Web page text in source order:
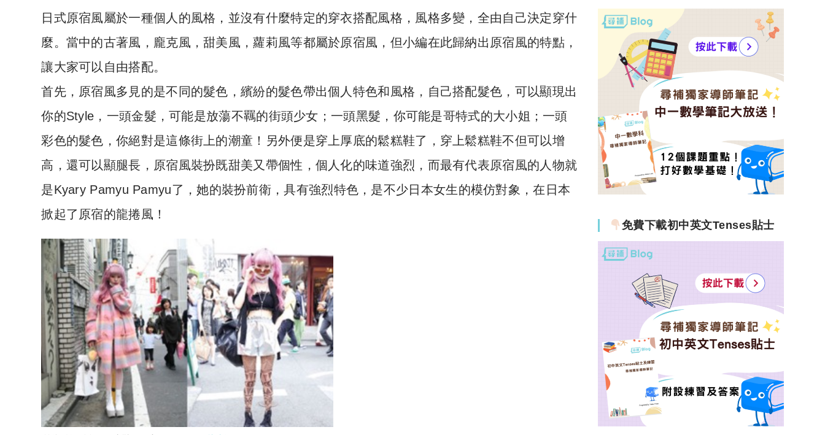
日式原宿風屬於一種個人的風格，並沒有什麼特定的穿衣搭配風格，風格多變，全由自己決定穿什
麼。當中的古著風，龐克風，甜美風，蘿莉風等都屬於原宿風，但小編在此歸納出原宿風的特點，
讓大家可以自由搭配。
首先，原宿風多見的是不同的髮色，繽紛的髮色帶出個人特色和風格，自己搭配髮色，可以顯現出
你的Style，一頭金髮，可能是放蕩不羈的街頭少女；一頭黑髮，你可能是哥特式的大小姐；一頭
彩色的髮色，你絕對是這條街上的潮童！另外便是穿上厚底的鬆糕鞋了，穿上鬆糕鞋不但可以增
高，還可以顯腿長，原宿風裝扮既甜美又帶個性，個人化的味道強烈，而最有代表原宿風的人物就
是Kyary Pamyu Pamyu了，她的裝扮前衛，具有強烈特色，是不少日本女生的模仿對象，在日本
掀起了原宿的龍捲風！
免費下載初中英文Tenses貼士